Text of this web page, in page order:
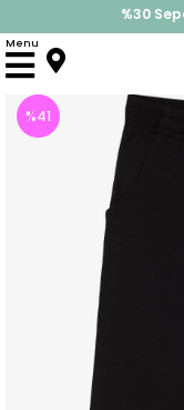
%30
İndirimlere
Menu
Anasayfa
%41